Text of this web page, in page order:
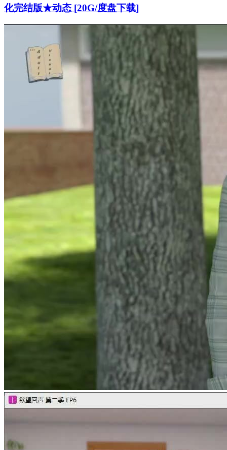
化完结版★动态 [20G/度盘下载]